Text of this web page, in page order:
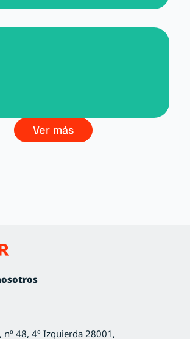
Ver más
nº 48, 4º Izquierda 28001,